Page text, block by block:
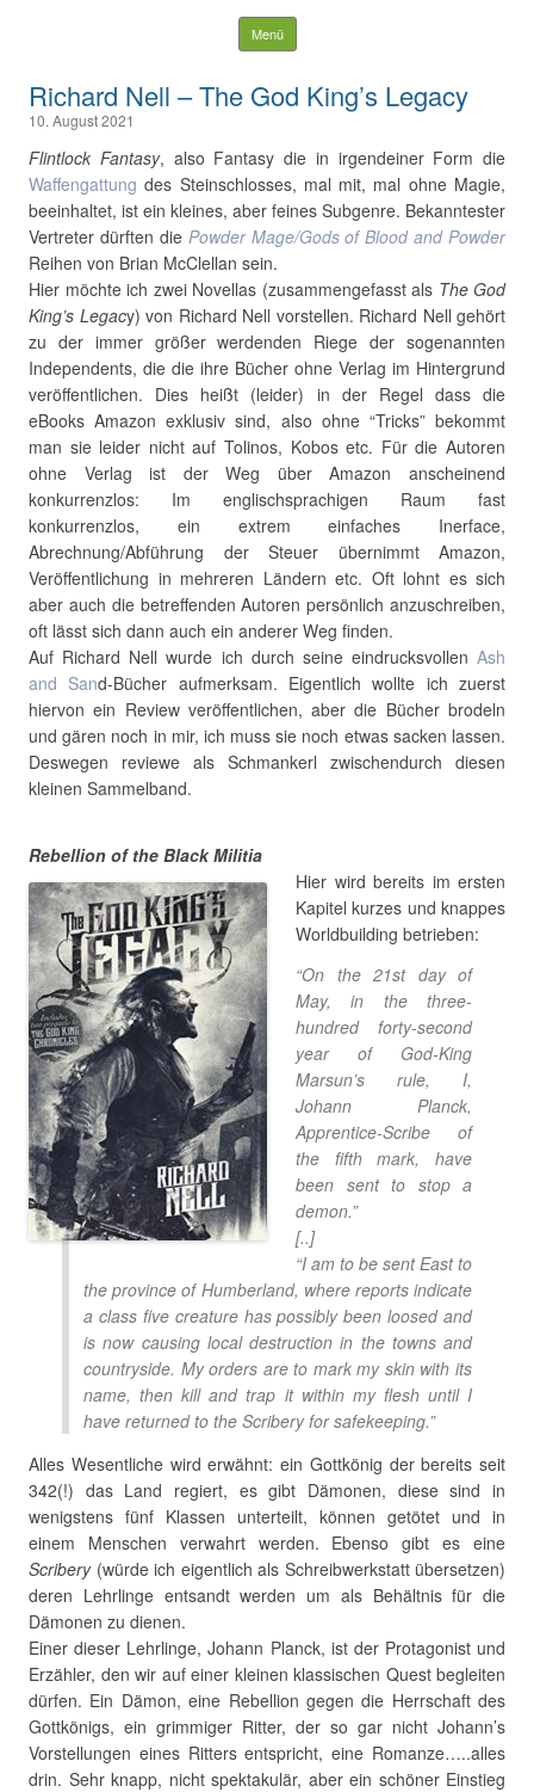
Mysterious Outposts
nach:
Menü Springe zum Inhalt
Richard Nell – The God King’s Legacy
10. August 2021
Flintlock Fantasy, also Fantasy die in irgendeiner Form die
Waffengattung des Steinschlosses, mal mit, mal ohne Magie,
beeinhaltet, ist ein kleines, aber feines Subgenre. Bekanntester
Vertreter dürften die Powder Mage/Gods of Blood and Powder
Reihen von Brian McClellan sein.
Hier möchte ich zwei Novellas (zusammengefasst als The God
King’s Legacy) von Richard Nell vorstellen. Richard Nell gehört
zu der immer größer werdenden Riege der sogenannten
Independents, die die ihre Bücher ohne Verlag im Hintergrund
veröffentlichen. Dies heißt (leider) in der Regel dass die
eBooks Amazon exklusiv sind, also ohne “Tricks” bekommt
man sie leider nicht auf Tolinos, Kobos etc. Für die Autoren
ohne Verlag ist der Weg über Amazon anscheinend
konkurrenzlos: Im englischsprachigen Raum fast
konkurrenzlos, ein extrem einfaches Inerface,
Abrechnung/Abführung der Steuer übernimmt Amazon,
Veröffentlichung in mehreren Ländern etc. Oft lohnt es sich
aber auch die betreffenden Autoren persönlich anzuschreiben,
oft lässt sich dann auch ein anderer Weg finden.
Auf Richard Nell wurde ich durch seine eindrucksvollen Ash
and Sand-Bücher aufmerksam. Eigentlich wollte ich zuerst
hiervon ein Review veröffentlichen, aber die Bücher brodeln
und gären noch in mir, ich muss sie noch etwas sacken lassen.
Deswegen reviewe als Schmankerl zwischendurch diesen
kleinen Sammelband.
Rebellion of the Black Militia
Hier wird bereits im ersten
Kapitel kurzes und knappes
Worldbuilding betrieben:
“On the 21st day of
May, in the three-
hundred forty-second
year of God-King
Marsun’s rule, I,
Johann Planck,
Apprentice-Scribe of
the fifth mark, have
been sent to stop a
demon.”
[..]
“I am to be sent East to
the province of Humberland, where reports indicate
a class five creature has possibly been loosed and
is now causing local destruction in the towns and
countryside. My orders are to mark my skin with its
name, then kill and trap it within my flesh until I
have returned to the Scribery for safekeeping.”
Alles Wesentliche wird erwähnt: ein Gottkönig der bereits seit
342(!) das Land regiert, es gibt Dämonen, diese sind in
wenigstens fünf Klassen unterteilt, können getötet und in
einem Menschen verwahrt werden. Ebenso gibt es eine
Scribery(würde ich eigentlich als Schreibwerkstatt übersetzen)
deren Lehrlinge entsandt werden um als Behältnis für die
Dämonen zu dienen.
Einer dieser Lehrlinge, Johann Planck, ist der Protagonist und
Erzähler, den wir auf einer kleinen klassischen Quest begleiten
dürfen. Ein Dämon, eine Rebellion gegen die Herrschaft des
Gottkönigs, ein grimmiger Ritter, der so gar nicht Johann’s
Vorstellungen eines Ritters entspricht, eine Romanze…..alles
drin. Sehr knapp, nicht spektakulär, aber ein schöner Einstieg